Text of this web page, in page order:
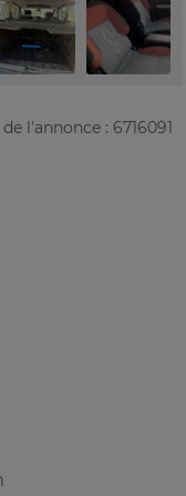
l'annonce : 6716091